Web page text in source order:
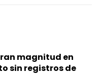
magnitud en
sin registros de